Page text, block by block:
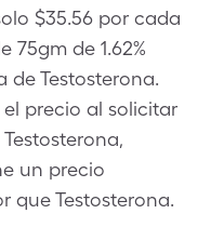
$35.56 por cada
75gm de 1.62%
de Testosterona.
precio al solicitar
un precio
que Testosterona.